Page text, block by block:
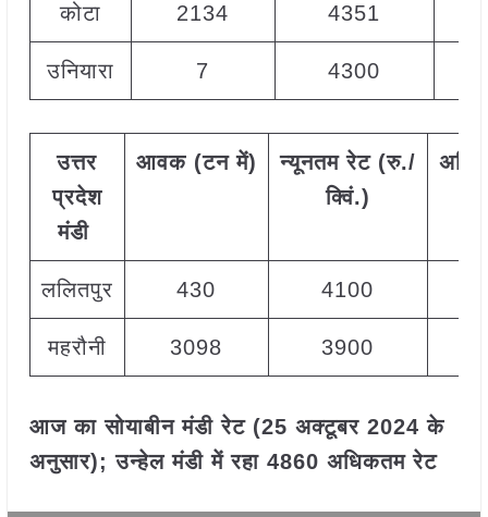
कोटा 2134 4351
उनियारा 7 4300
उत्तर
प्रदेश
मंडी
आवक(टन में) न्यूनतम रेट(रु./
क्विं.)
ललितपुर 430 4100
महरौनी 3098 3900
आज का सोयाबीन मंडी रेट (25 अक्टूबर 2024 के
अनुसार); उन्हेल मंडी में रहा 4860 अधिकतम रेट